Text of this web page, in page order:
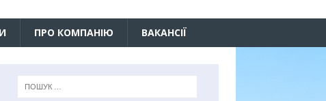
ПРО КОМПАНІЮ ВАКАНСІЇ